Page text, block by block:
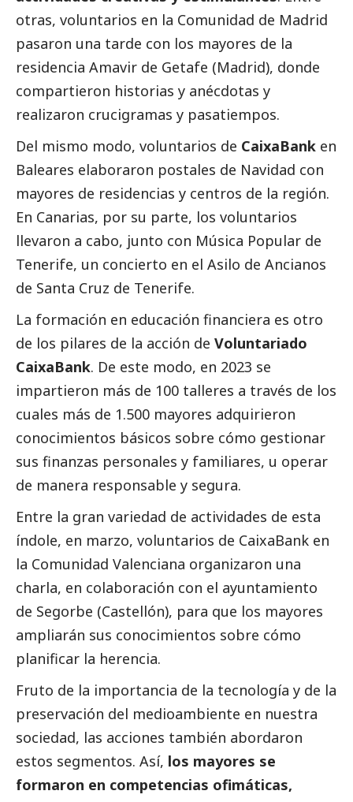
otras, voluntarios en la Comunidad de Madrid
pasaron una tarde con los mayores de la
residencia Amavir de Getafe (Madrid), donde
compartieron historias y anécdotas y
realizaron crucigramas y pasatiempos.
Del mismo modo, voluntarios de CaixaBank en
Baleares elaboraron postales de Navidad con
mayores de residencias y centros de la región.
En Canarias, por su parte, los voluntarios
llevaron a cabo, junto con Música Popular de
Tenerife, un concierto en el Asilo de Ancianos
de Santa Cruz de Tenerife.
La formación en educación financiera es otro
de los pilares de la acción de Voluntariado
CaixaBank. De este modo, en 2023 se
impartieron más de 100 talleres a través de los
cuales más de 1.500 mayores adquirieron
conocimientos básicos sobre cómo gestionar
sus finanzas personales y familiares, u operar
de manera responsable y segura.
Entre la gran variedad de actividades de esta
índole, en marzo, voluntarios de CaixaBank en
la Comunidad Valenciana organizaron una
charla, en colaboración con el ayuntamiento
de Segorbe (Castellón), para que los mayores
ampliarán sus conocimientos sobre cómo
planificar la herencia.
Fruto de la importancia de la tecnología y de la
preservación del medioambiente en nuestra
sociedad, las acciones también abordaron
estos segmentos. Así, los mayores se
formaron en competencias ofimáticas,